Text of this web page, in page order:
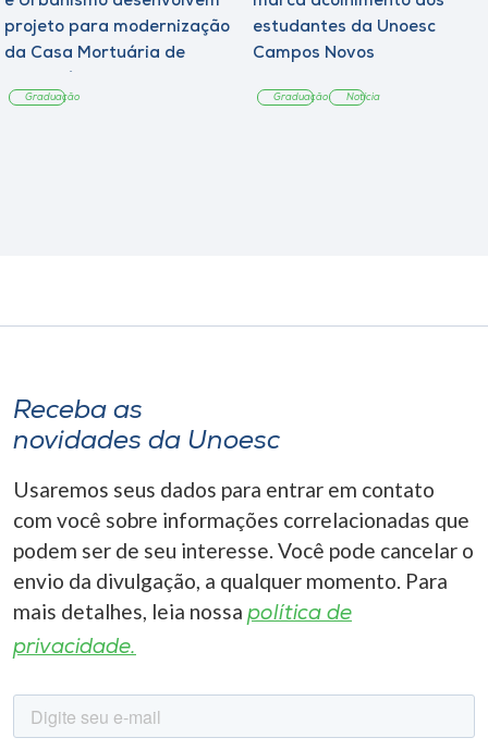
projeto para modernização
da Casa Mortuária de
Graduação
estudantes da Unoesc
Campos Novos
Graduação Notícia
Receba as
novidades da Unoesc
Usaremos seus dados para entrar em contato
com você sobre informações correlacionadas que
podem ser de seu interesse. Você pode cancelar o
envio da divulgação, a qualquer momento. Para
mais detalhes, leia nossa política de
privacidade.